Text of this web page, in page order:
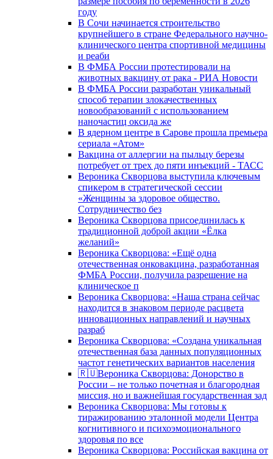
году
В Сочи начинается строительство
крупнейшего в стране Федерального научно-
клинического центра спортивной медицины
и реаби
В ФМБА России протестировали на
животных вакцину от рака - РИА Новости
В ФМБА России разработан уникальный
способ терапии злокачественных
новообразований с использованием
наночастиц оксида же
В ядерном центре в Сарове прошла премьера
сериала «Атом»
Вакцина от аллергии на пыльцу березы
потребует от трех до пяти инъекций - ТАСС
Вероника Скворцова выступила ключевым
спикером в стратегической сессии
«Женщины за здоровое общество.
Сотрудничество без
Вероника Скворцова присоединилась к
традиционной доброй акции «Ёлка
желаний»
Вероника Скворцова: «Ещё одна
отечественная онковакцина, разработанная
ФМБА России, получила разрешение на
клиническое п
Вероника Скворцова: «Наша страна сейчас
находится в знаковом периоде расцвета
инновационных направлений и научных
разраб
Вероника Скворцова: «Создана уникальная
отечественная база данных популяционных
частот генетических вариантов населения
🇷🇺Вероника Скворцова: Донорство в
России – не только почетная и благородная
миссия, но и важнейшая государственная зад
Вероника Скворцова: Мы готовы к
тиражированию эталонной модели Центра
когнитивного и психоэмоционального
здоровья по все
Вероника Скворцова: Российская вакцина от